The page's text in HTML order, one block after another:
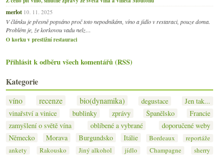
merlot 10. 11. 2025
V článku je přesně popsáno proč toto nepodnikám, víno a jídlo v restaraci, pouze doma.
Problém je, že korkovou vadu nelz…
O korku v prestižní restauraci
Přihlásit k odběru všech komentářů (RSS)
Kategorie
víno recenze bio(dynamika) degustace
Jen tak...
vinařství a vinice
bublinky zprávy Španělsko
Francie
zamyšlení o světě vína
oblíbené a vybrané
doporučené weby
Německo
Morava Burgundsko Itálie Bordeaux
reportáže
ankety
Rakousko Jiný alkohol jídlo Champagne sherry